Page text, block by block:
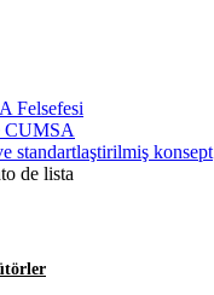
Felsefesi
CUMSA
standartlaştirilmiş konsept
de lista